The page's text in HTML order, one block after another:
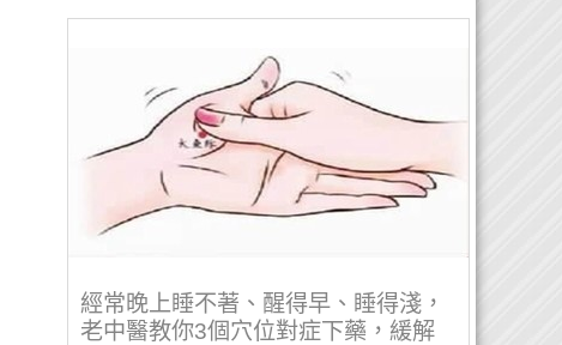
經常晚上睡不著、醒得早、睡得淺，
老中醫教你3個穴位對症下藥，緩解